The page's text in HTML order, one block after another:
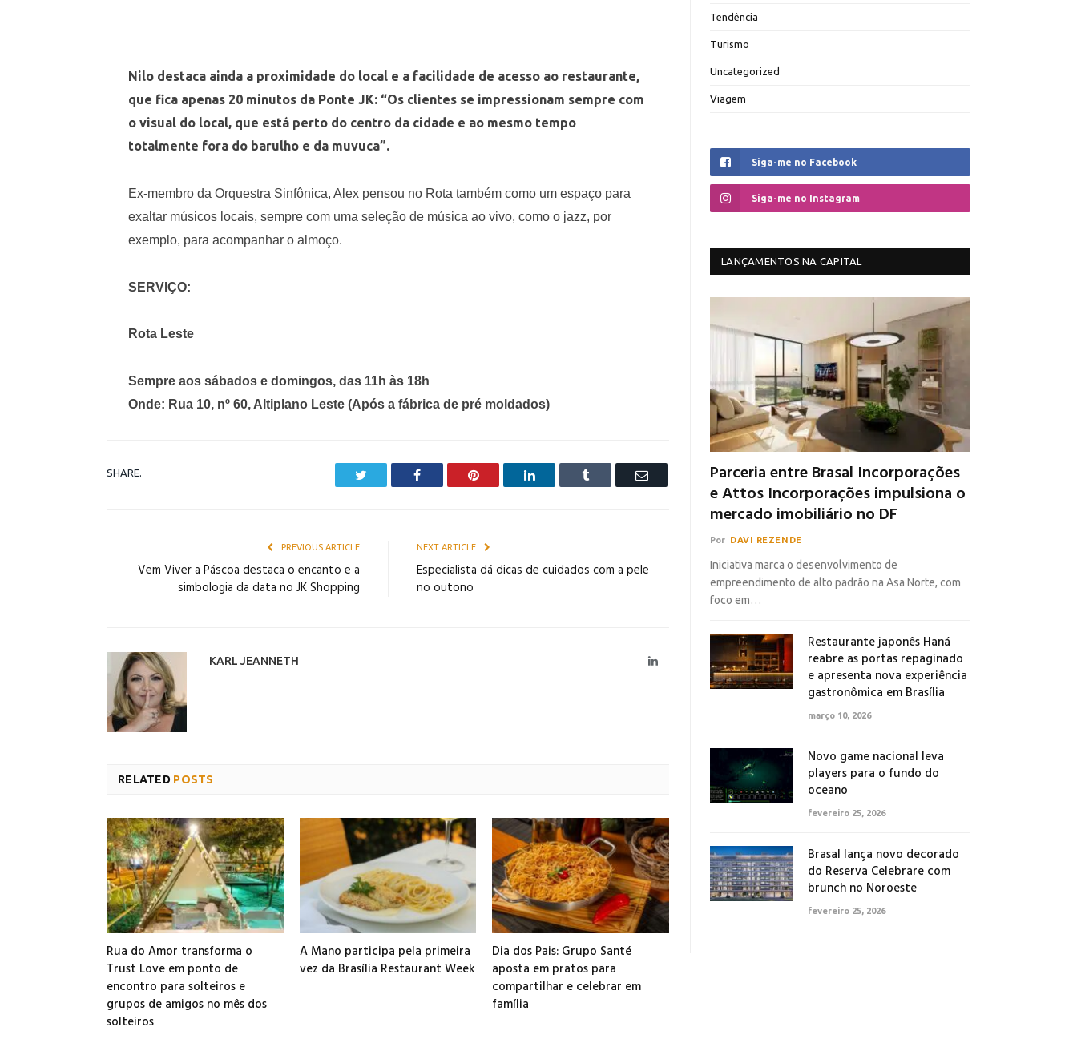
Nilo destaca ainda a proximidade do local e a facilidade de acesso ao restaurante,
que fica apenas 20 minutos da Ponte JK: “Os clientes se impressionam sempre com
o visual do local, que está perto do centro da cidade e ao mesmo tempo
totalmente fora do barulho e da muvuca”.
Ex-membro da Orquestra Sinfônica, Alex pensou no Rota também como um espaço para
exaltar músicos locais, sempre com uma seleção de música ao vivo, como o jazz, por
exemplo, para acompanhar o almoço.
SERVIÇO:
Rota Leste
Sempre aos sábados e domingos, das 11h às 18h
Onde: Rua 10, nº 60, Altiplano Leste (Após a fábrica de pré moldados)
SHARE. Facebook Pinterest LinkedIn Tumblr Email
PREVIOUS ARTICLE
Vem Viver a Páscoa destaca o encanto e a
simbologia da data no JK Shopping
NEXT ARTICLE
Especialista dá dicas de cuidados com a pele
no outono
KARL JEANNETH LinkedIn
RELATED POSTS
Rua do Amor transforma o
Trust Love em ponto de
encontro para solteiros e
grupos de amigos no mês dos
solteiros
A Mano participa pela primeira
vez da Brasília Restaurant Week
Dia dos Pais: Grupo Santé
aposta em pratos para
compartilhar e celebrar em
família
Tendência
Turismo
Uncategorized
Viagem
Siga-me no Facebook
Siga-me no Instagram
LANÇAMENTOS NA CAPITAL
Parceria entre Brasal Incorporações
e Attos Incorporações impulsiona o
mercado imobiliário no DF
Por DAVI REZENDE
Iniciativa marca o desenvolvimento de
empreendimento de alto padrão na Asa Norte, com
foco em…
Restaurante japonês Haná
reabre as portas repaginado
e apresenta nova experiência
gastronômica em Brasília
março 10, 2026
Novo game nacional leva
players para o fundo do
oceano
fevereiro 25, 2026
Brasal lança novo decorado
do Reserva Celebrare com
brunch no Noroeste
fevereiro 25, 2026